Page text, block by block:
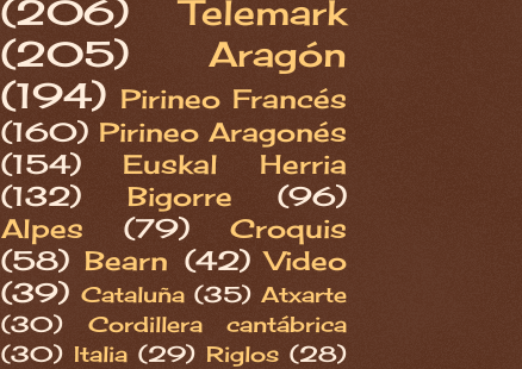
(206)
Telemark
(205)
Aragón
(194) Pirineo Francés
(160) Pirineo Aragonés
(154)
Euskal Herria
(132)
Bigorre
(96)
Alpes
(79)
Croquis
(58) Bearn (42) Video
(39) Cataluña (35) Atxarte
(30)
Cordillera cantábrica
(30) Italia (29) Riglos (28)